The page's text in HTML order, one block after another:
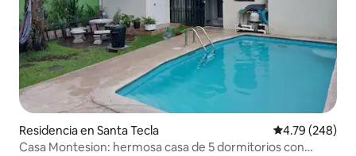
Residencia en Santa Tecla Calificación
4.79 (248)
Casa Montesion: hermosa casa de 5 dormitorios con